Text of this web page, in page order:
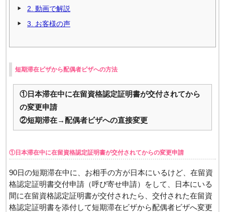
2. 動画で解説
3. お客様の声
短期滞在ビザから配偶者ビザへの方法
①日本滞在中に在留資格認定証明書が交付されてから
の変更申請
②短期滞在→配偶者ビザへの直接変更
①日本滞在中に在留資格認定証明書が交付されてからの変更申請
90日の短期滞在中に、お相手の方が日本にいるけど、在留資
格認定証明書交付申請（呼び寄せ申請）をして、日本にいる
間に在留資格認定証明書が交付されたら、交付された在留資
格認定証明書を添付して短期滞在ビザから配偶者ビザへ変更